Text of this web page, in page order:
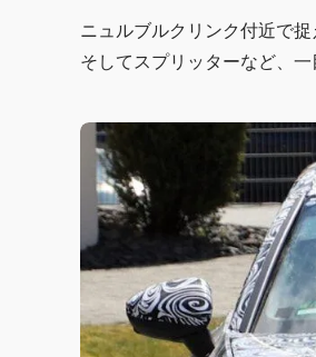
ニュルブルクリンク付近で
そしてスプリッターなど、